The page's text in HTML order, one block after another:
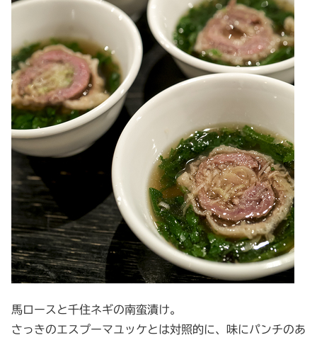
馬ロースと千住ネギの南蛮漬け。
さっきのエスプーマユッケとは対照的に、味にパンチのあ